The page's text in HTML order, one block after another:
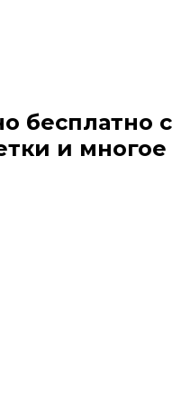
бесплатно
и многое